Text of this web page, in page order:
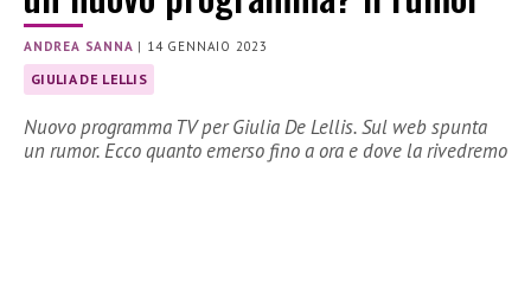
ANDREA SANNA | 14 GENNAIO 2023
GIULIA DE LELLIS
Nuovo programma TV per Giulia De Lellis. Sul web spunta
un rumor. Ecco quanto emerso fino a ora e dove la rivedremo